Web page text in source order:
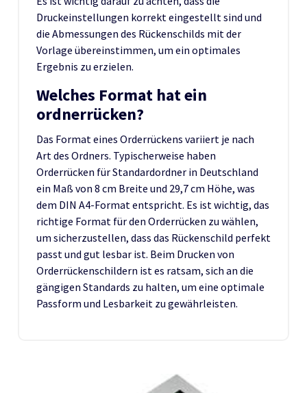
Druckeinstellungen korrekt eingestellt sind und
die Abmessungen des Rückenschilds mit der
Vorlage übereinstimmen, um ein optimales
Ergebnis zu erzielen.
Welches Format hat ein
ordnerrücken?
Das Format eines Orderrückens variiert je nach
Art des Ordners. Typischerweise haben
Orderrücken für Standardordner in Deutschland
ein Maß von 8 cm Breite und 29,7 cm Höhe, was
dem DIN A4-Format entspricht. Es ist wichtig, das
richtige Format für den Orderrücken zu wählen,
um sicherzustellen, dass das Rückenschild perfekt
passt und gut lesbar ist. Beim Drucken von
Orderrückenschildern ist es ratsam, sich an die
gängigen Standards zu halten, um eine optimale
Passform und Lesbarkeit zu gewährleisten.